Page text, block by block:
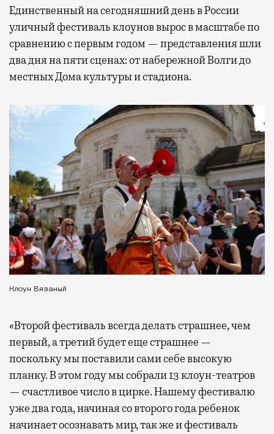
Единственный на сегодняшний день в России
уличный фестиваль клоунов вырос в масштабе по
сравнению с первым годом — представления шли
два дня на пяти сценах: от набережной Волги до
местных Дома культуры и стадиона.
Клоун Вязаный
«Второй фестиваль всегда делать страшнее, чем
первый, а третий будет еще страшнее —
поскольку мы поставили сами себе высокую
планку. В этом году мы собрали 13 клоун-театров
— счастливое число в цирке. Нашему фестивалю
уже два года, начиная со второго года ребенок
начинает осознавать мир, так же и фестиваль